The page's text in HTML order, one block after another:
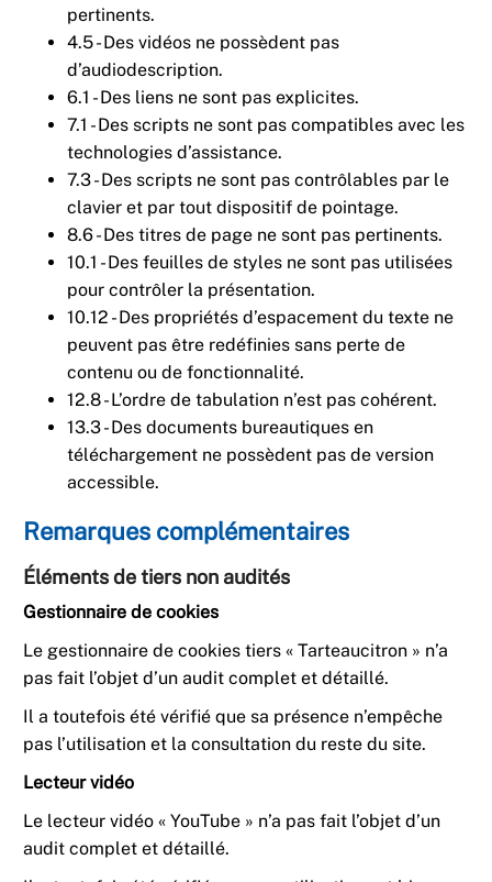
pertinents.
4.5 - Des vidéos ne possèdent pas
d’audiodescription.
6.1 - Des liens ne sont pas explicites.
7.1 - Des scripts ne sont pas compatibles avec les
technologies d’assistance.
7.3 - Des scripts ne sont pas contrôlables par le
clavier et par tout dispositif de pointage.
8.6 - Des titres de page ne sont pas pertinents.
10.1 - Des feuilles de styles ne sont pas utilisées
pour contrôler la présentation.
10.12 - Des propriétés d’espacement du texte ne
peuvent pas être redéfinies sans perte de
contenu ou de fonctionnalité.
12.8 - L’ordre de tabulation n’est pas cohérent.
13.3 - Des documents bureautiques en
téléchargement ne possèdent pas de version
accessible.
Remarques complémentaires
Éléments de tiers non audités
Gestionnaire de cookies
Le gestionnaire de cookies tiers « Tarteaucitron » n’a
pas fait l’objet d’un audit complet et détaillé.
Il a toutefois été vérifié que sa présence n’empêche
pas l’utilisation et la consultation du reste du site.
Lecteur vidéo
Le lecteur vidéo « YouTube » n’a pas fait l’objet d’un
audit complet et détaillé.